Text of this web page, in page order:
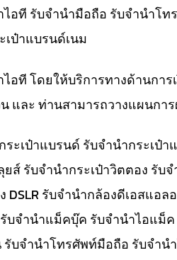
อที รับจำนำมือถือ รับจำนำโ
ป๋าแบรนด์เนม
ที โดยให้บริการทางด้านกา
และ ท่านสามารถวางแผนกา
เป๋าแบรนด์ รับจำนำกระเป๋
ยส์ รับจำนำกระเป๋าวิตตอง
รับจำนำกล้องดีเอสแอ
บจำนำแม็คบุ๊ค รับจำนำไอแม็
บจำนำโทรศัพท์มือถือ รับจำ